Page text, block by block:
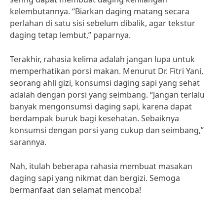
kelembutannya. “Biarkan daging matang secara
perlahan di satu sisi sebelum dibalik, agar tekstur
daging tetap lembut,” paparnya.
Terakhir, rahasia kelima adalah jangan lupa untuk
memperhatikan porsi makan. Menurut Dr. Fitri Yani,
seorang ahli gizi, konsumsi daging sapi yang sehat
adalah dengan porsi yang seimbang. “Jangan terlalu
banyak mengonsumsi daging sapi, karena dapat
berdampak buruk bagi kesehatan. Sebaiknya
konsumsi dengan porsi yang cukup dan seimbang,”
sarannya.
Nah, itulah beberapa rahasia membuat masakan
daging sapi yang nikmat dan bergizi. Semoga
bermanfaat dan selamat mencoba!